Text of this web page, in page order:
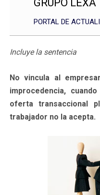
GRUPO LEXA
PORTAL DE
Incluye la sentencia
No vincula al
improcedencia,
oferta transaccional
trabajador no la acepta.